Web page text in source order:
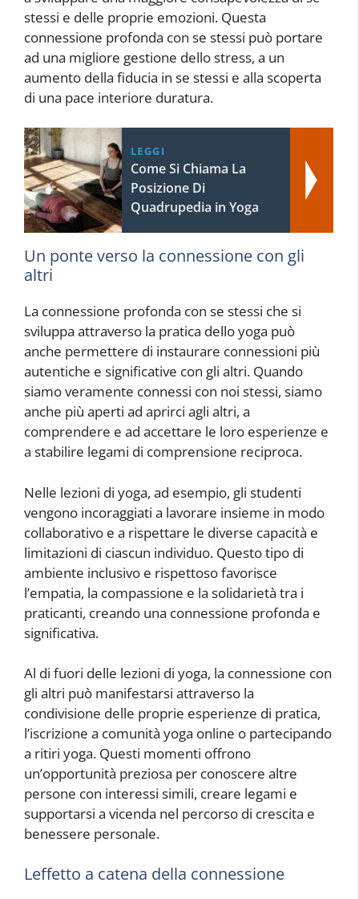
stessi e delle proprie emozioni. Questa
connessione profonda con se stessi può portare
ad una migliore gestione dello stress, a un
aumento della fiducia in se stessi e alla scoperta
di una pace interiore duratura.
LEGGI
Come Si Chiama La
Posizione Di
Quadrupedia in Yoga
Un ponte verso la connessione con gli
altri
La connessione profonda con se stessi che si
sviluppa attraverso la pratica dello yoga può
anche permettere di instaurare connessioni più
autentiche e significative con gli altri. Quando
siamo veramente connessi con noi stessi, siamo
anche più aperti ad aprirci agli altri, a
comprendere e ad accettare le loro esperienze e
a stabilire legami di comprensione reciproca.
Nelle lezioni di yoga, ad esempio, gli studenti
vengono incoraggiati a lavorare insieme in modo
collaborativo e a rispettare le diverse capacità e
limitazioni di ciascun individuo. Questo tipo di
ambiente inclusivo e rispettoso favorisce
l’empatia, la compassione e la solidarietà tra i
praticanti, creando una connessione profonda e
significativa.
Al di fuori delle lezioni di yoga, la connessione con
gli altri può manifestarsi attraverso la
condivisione delle proprie esperienze di pratica,
l’iscrizione a comunità yoga online o partecipando
a ritiri yoga. Questi momenti offrono
un’opportunità preziosa per conoscere altre
persone con interessi simili, creare legami e
supportarsi a vicenda nel percorso di crescita e
benessere personale.
Leffetto a catena della connessione